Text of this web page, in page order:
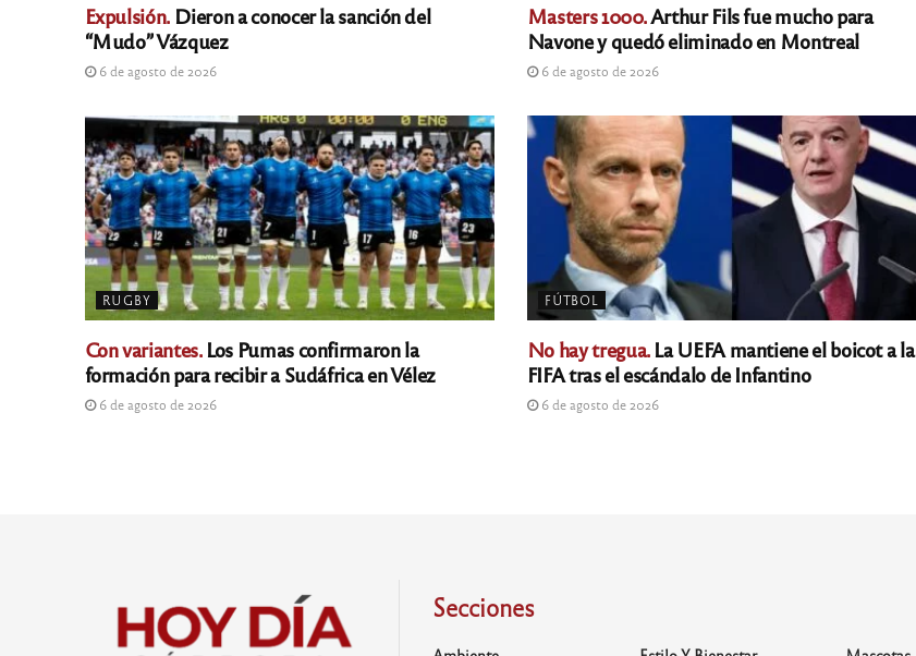
Expulsión.Dieron a conocer la sanción del
“Mudo” Vázquez
6 de agosto de 2026
Masters 1000.Arthur Fils fue mucho para
Navone y quedó eliminado en Montreal
6 de agosto de 2026
RUGBY
Con variantes.Los Pumas confirmaron la
formación para recibir a Sudáfrica en Vélez
6 de agosto de 2026
FÚTBOL
No hay tregua.La UEFA mantiene el boicot a la
FIFA tras el escándalo de Infantino
6 de agosto de 2026
Secciones